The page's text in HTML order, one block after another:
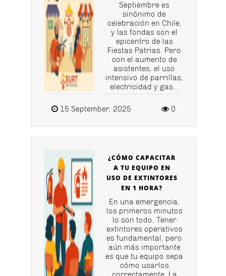
Septiembre es
sinónimo de
celebración en Chile,
y las fondas son el
epicentro de las
Fiestas Patrias. Pero
con el aumento de
asistentes, el uso
intensivo de parrillas,
electricidad y gas...
15 September, 2025 0
¿CÓMO CAPACITAR
A TU EQUIPO EN
USO DE EXTINTORES
EN 1 HORA?
En una emergencia,
los primeros minutos
lo son todo. Tener
extintores operativos
es fundamental, pero
aún más importante
es que tu equipo sepa
cómo usarlos